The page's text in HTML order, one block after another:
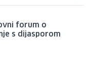
forum o
s dijasporom